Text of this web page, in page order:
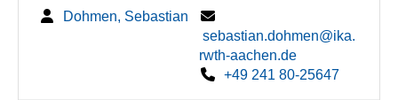
Dohmen, Sebastian
sebastian.dohmen@ika.
rwth-aachen.de
+49 241 80-25647